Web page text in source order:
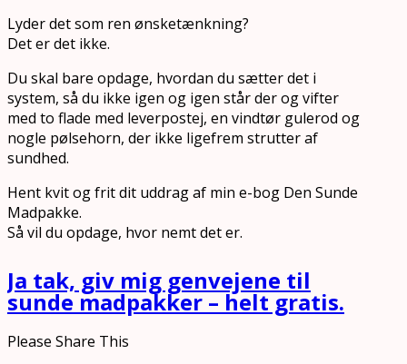
Lyder det som ren ønsketænkning?
Det er det ikke.
Du skal bare opdage, hvordan du sætter det i
system, så du ikke igen og igen står der og vifter
med to flade med leverpostej, en vindtør gulerod og
nogle pølsehorn, der ikke ligefrem strutter af
sundhed.
Hent kvit og frit dit uddrag af min e-bog Den Sunde
Madpakke.
Så vil du opdage, hvor nemt det er.
Ja tak, giv mig genvejene til
sunde madpakker – helt gratis.
Please Share This